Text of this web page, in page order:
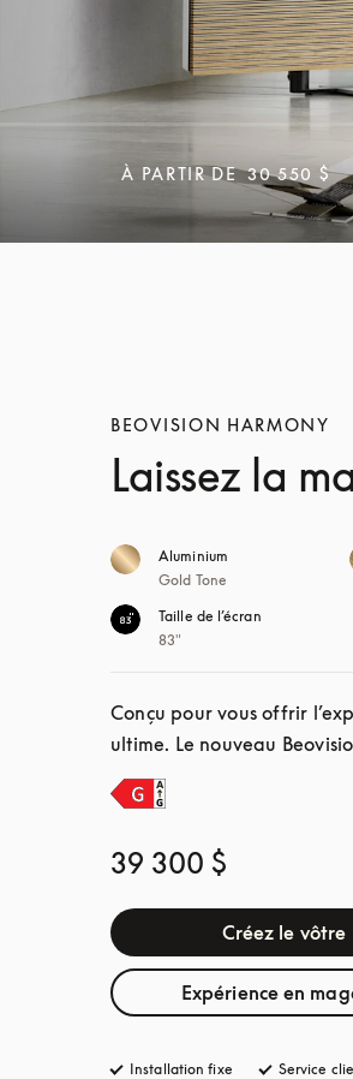
À PARTIR DE 30 550 $
BEOVISION HARMONY
Laissez la
Aluminium
Gold Tone
Taille de l’écran
83"
39 300 $
Créez le vôtre
Expérience en
Conçu pour vous offrir
ultime. Le nouveau
Installation fixe Service